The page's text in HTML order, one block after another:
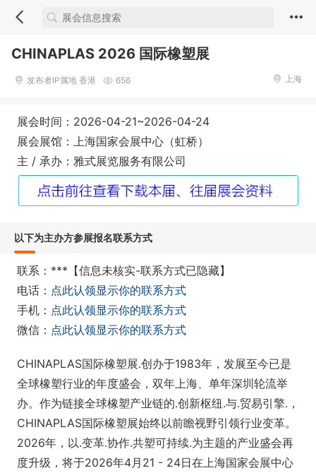
CHINAPLAS 2026 国际橡塑展
发布者IP属地 香港 656 上海
展会时间：2026-04-21~2026-04-24
展会展馆：上海国家会展中心（虹桥）
主 / 承办：雅式展览服务有限公司
以下为主办方参展报名联系方式
联系：***【信息未核实-联系方式已隐藏】
电话： 点此认领显示你的联系方式
手机： 点此认领显示你的联系方式
微信： 点此认领显示你的联系方式
CHINAPLAS国际橡塑展.创办于1983年，发展至今已是
全球橡塑行业的年度盛会，双年上海、单年深圳轮流举
办。作为链接全球橡塑产业链的.创新枢纽.与.贸易引擎.，
CHINAPLAS国际橡塑展始终以前瞻视野引领行业变革。
2026年，以.变革.协作.共塑可持续.为主题的产业盛会再
度升级，将于2026年4月21 - 24日在上海国家会展中心